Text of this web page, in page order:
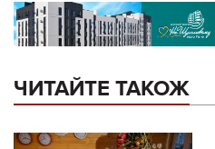
ЧИТАЙТЕ ТАКОЖ